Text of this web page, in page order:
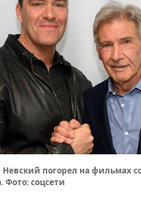
Невский погорел на фильмах
Фото: соцсети